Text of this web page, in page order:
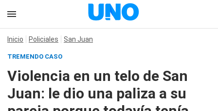
Inicio Policiales San Juan
TREMENDO CASO
Violencia en un telo de San
Juan: le dio una paliza a su